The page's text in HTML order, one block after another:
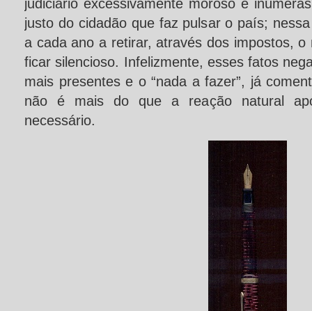
judiciário excessivamente moroso e
justo do cidadão que faz pulsar o país;
a cada ano a retirar, através dos impostos, o
ficar silencioso. Infelizmente, esses fatos
mais presentes e o “nada a fazer”, já
não é mais do que a reação natural
necessário.